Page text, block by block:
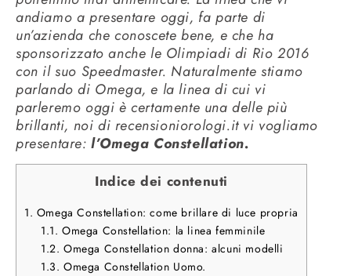
andiamo a presentare oggi, fa parte di
un’azienda che conoscete bene, e che ha
sponsorizzato anche le Olimpiadi di Rio 2016
con il suo Speedmaster. Naturalmente stiamo
parlando di Omega, e la linea di cui vi
parleremo oggi è certamente una delle più
brillanti, noi di recensioniorologi.it vi vogliamo
presentare: l’Omega Constellation.
Indice dei contenuti
1. Omega Constellation: come brillare di luce propria
1.1. Omega Constellation: la linea femminile
1.2. Omega Constellation donna: alcuni modelli
1.3. Omega Constellation Uomo.